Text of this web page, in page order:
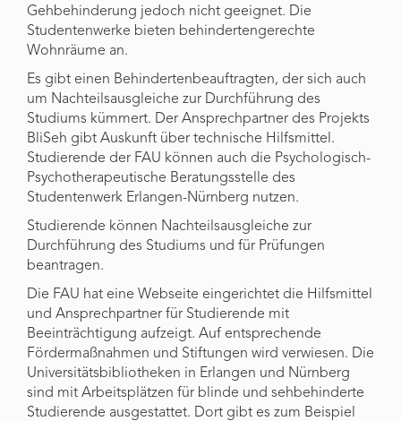
Gehbehinderung jedoch nicht geeignet. Die
Studentenwerke bieten behindertengerechte
Wohnräume an.
Es gibt einen Behindertenbeauftragten, der sich auch
um Nachteilsausgleiche zur Durchführung des
Studiums kümmert. Der Ansprechpartner des Projekts
BliSeh gibt Auskunft über technische Hilfsmittel.
Studierende der FAU können auch die Psychologisch-
Psychotherapeutische Beratungsstelle des
Studentenwerk Erlangen-Nürnberg nutzen.
Studierende können Nachteilsausgleiche zur
Durchführung des Studiums und für Prüfungen
beantragen.
Die FAU hat eine Webseite eingerichtet die Hilfsmittel
und Ansprechpartner für Studierende mit
Beeinträchtigung aufzeigt. Auf entsprechende
Fördermaßnahmen und Stiftungen wird verwiesen. Die
Universitätsbibliotheken in Erlangen und Nürnberg
sind mit Arbeitsplätzen für blinde und sehbehinderte
Studierende ausgestattet. Dort gibt es zum Beispiel